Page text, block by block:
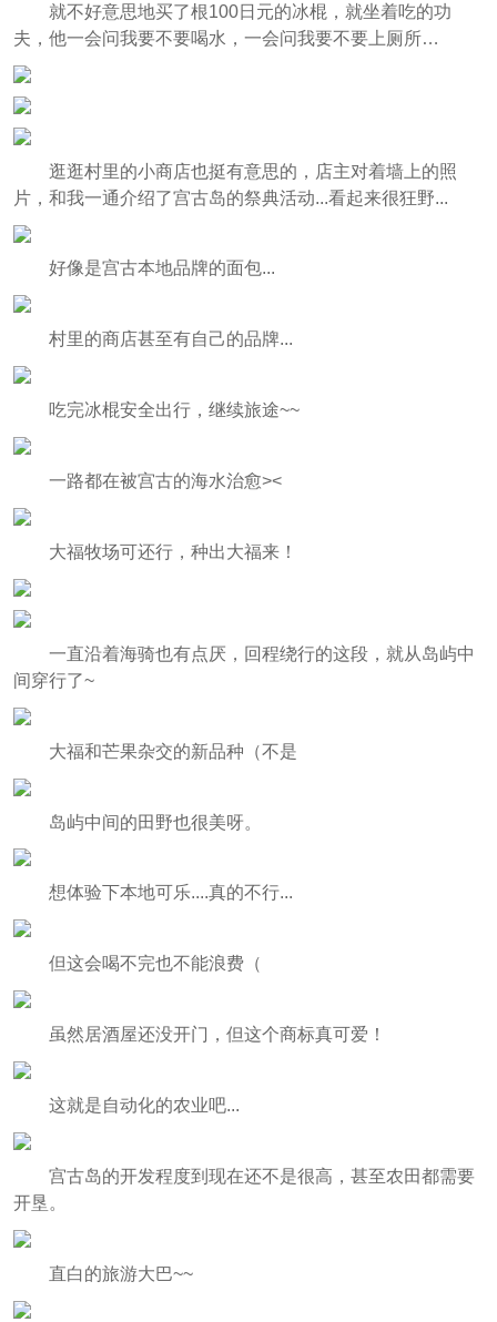
就不好意思地买了根100日元的冰棍，就坐着吃的功
夫，他一会问我要不要喝水，一会问我要不要上厕所…
逛逛村里的小商店也挺有意思的，店主对着墙上的照
片，和我一通介绍了宫古岛的祭典活动...看起来很狂野...
好像是宫古本地品牌的面包...
村里的商店甚至有自己的品牌...
吃完冰棍安全出行，继续旅途~~
一路都在被宫古的海水治愈><
大福牧场可还行，种出大福来！
一直沿着海骑也有点厌，回程绕行的这段，就从岛屿中
间穿行了~
大福和芒果杂交的新品种（不是
岛屿中间的田野也很美呀。
想体验下本地可乐....真的不行...
但这会喝不完也不能浪费（
虽然居酒屋还没开门，但这个商标真可爱！
这就是自动化的农业吧...
宫古岛的开发程度到现在还不是很高，甚至农田都需要
开垦。
直白的旅游大巴~~